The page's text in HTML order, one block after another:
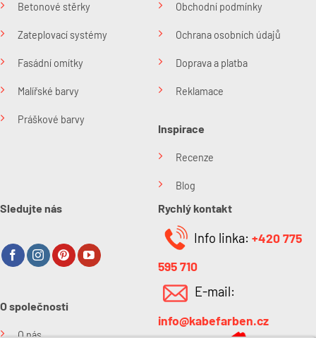
Betonové stěrky
Zateplovací systémy
Fasádní omítky
Malířské barvy
Práškové barvy
Obchodní podmínky
Ochrana osobních údajů
Doprava a platba
Reklamace
Inspirace
Recenze
Blog
Sledujte nás
O společnosti
O nás
Rychlý kontakt
Info linka: +420 775
595 710
E-mail:
info@kabefarben.cz